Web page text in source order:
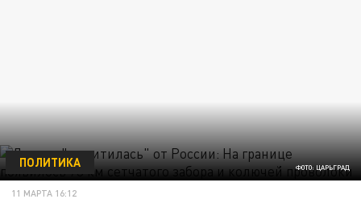
ФОТО: ЦАРЬГРАД
ПОЛИТИКА
11 МАРТА 16:12